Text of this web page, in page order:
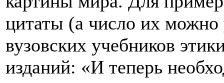
цитаты (а число их можно
вузовских учебников
изданий: «И теперь